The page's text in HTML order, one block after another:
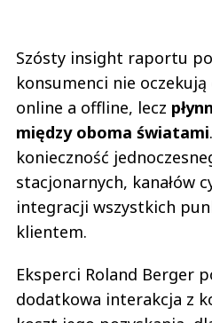
Szósty insight raportu
konsumenci nie
online a offline, lecz
między oboma światami
konieczność
stacjonarnych, kanałów
integracji wszystkich
klientem.
Eksperci Roland Berger
dodatkowa interakcja z